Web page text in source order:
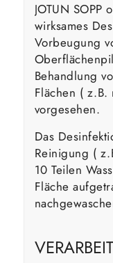
JOTUN SOPP
wirksames
Vorbeugung
Behandlung
Flächen ( z.B.
vorgesehen.
Das
Reinigung (
10 Teilen
Fläche